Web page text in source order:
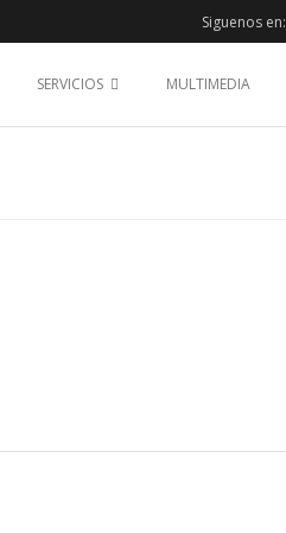
Siguenos en:
SERVICIOS MULTIMEDIA